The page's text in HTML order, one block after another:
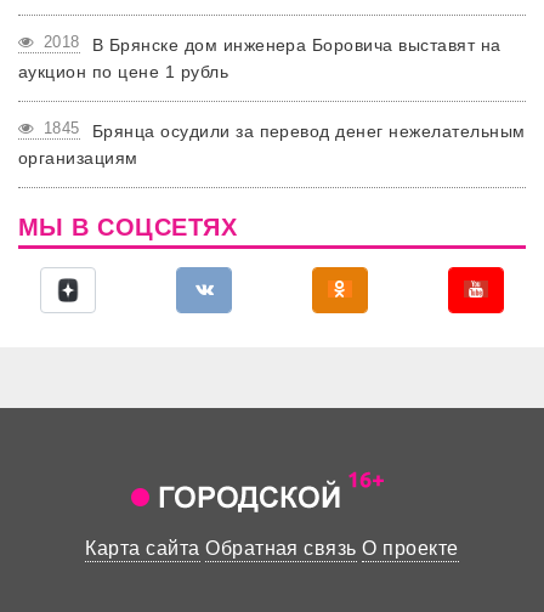
2018
В Брянске дом инженера Боровича выставят на
аукцион по цене 1 рубль
1845
Брянца осудили за перевод денег нежелательным
организациям
МЫ В СОЦСЕТЯХ
Карта сайта Обратная связь О проекте